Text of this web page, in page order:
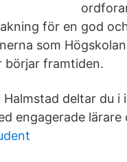
för en god
som
börjar framtiden.
Halmstad deltar du
engagerade